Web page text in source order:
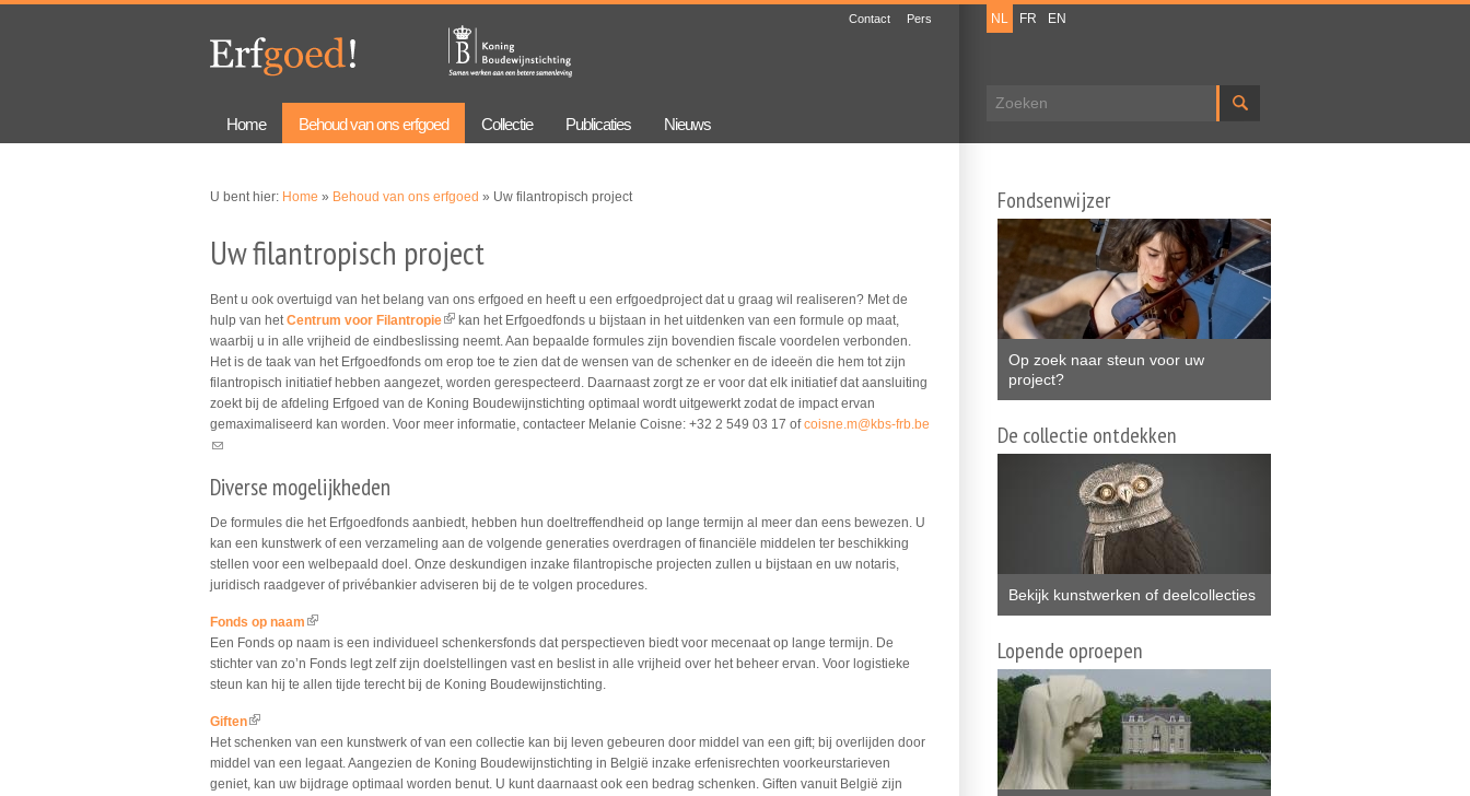
Contact Pers
Zoekveld
NL FR EN
Home Behoud van ons erfgoed Collectie Publicaties Nieuws
U bent hier: Home » Behoud van ons erfgoed » Uw filantropisch project
Uw filantropisch project
Bent u ook overtuigd van het belang van ons erfgoed en heeft u een erfgoedproject dat u graag wil realiseren? Met de
hulp van hetCentrum voor Filantropie(link is external)
kan het Erfgoedfonds u bijstaan in het uitdenken van een formule op maat,
waarbij u in alle vrijheid de eindbeslissing neemt. Aan bepaalde formules zijn bovendien fiscale voordelen verbonden.
Het is de taak van het Erfgoedfonds om erop toe te zien dat de wensen van de schenker en de ideeën die hem tot zijn
filantropisch initiatief hebben aangezet, worden gerespecteerd. Daarnaast zorgt ze er voor dat elk initiatief dat aansluiting
zoekt bij de afdeling Erfgoed van de Koning Boudewijnstichting optimaal wordt uitgewerkt zodat de impact ervan
gemaximaliseerd kan worden. Voor meer informatie, contacteer Melanie Coisne: +32 2 549 03 17 ofcoisne.m@kbs-frb.be
(link sends e-mail)
Diverse mogelijkheden
De formules die het Erfgoedfonds aanbiedt, hebben hun doeltreffendheid op lange termijn al meer dan eens bewezen. U
kan een kunstwerk of een verzameling aan de volgende generaties overdragen of financiële middelen ter beschikking
stellen voor een welbepaald doel. Onze deskundigen inzake filantropische projecten zullen u bijstaan en uw notaris,
juridisch raadgever of privébankier adviseren bij de te volgen procedures.
Fonds op naam (link is external)
Een Fonds op naam is een individueel schenkersfonds dat perspectieven biedt voor mecenaat op lange termijn. De
stichter van zo’n Fonds legt zelf zijn doelstellingen vast en beslist in alle vrijheid over het beheer ervan. Voor logistieke
steun kan hij te allen tijde terecht bij de Koning Boudewijnstichting.
Giften(link is external)
Het schenken van een kunstwerk of van een collectie kan bij leven gebeuren door middel van een gift; bij overlijden door
middel van een legaat. Aangezien de Koning Boudewijnstichting in België inzake erfenisrechten voorkeurstarieven
geniet, kan uw bijdrage optimaal worden benut. U kunt daarnaast ook een bedrag schenken. Giften vanuit België zijn
Fondsenwijzer
Op zoek naar steun voor uw
project?
De collectie ontdekken
Bekijk kunstwerken of deelcollecties
Lopende oproepen